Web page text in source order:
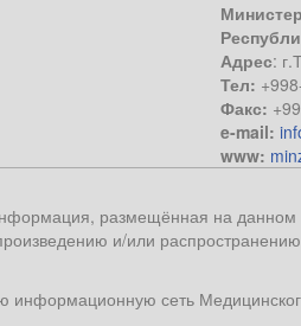
Адрес:
Тел:
Факс:
e-mail:
www:
размещённая на данном
и/или
информационную сеть